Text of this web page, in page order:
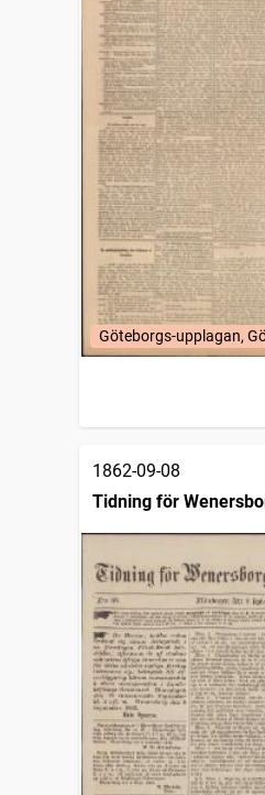
Göteborgs-upplagan,
1862-09-08
Tidning för